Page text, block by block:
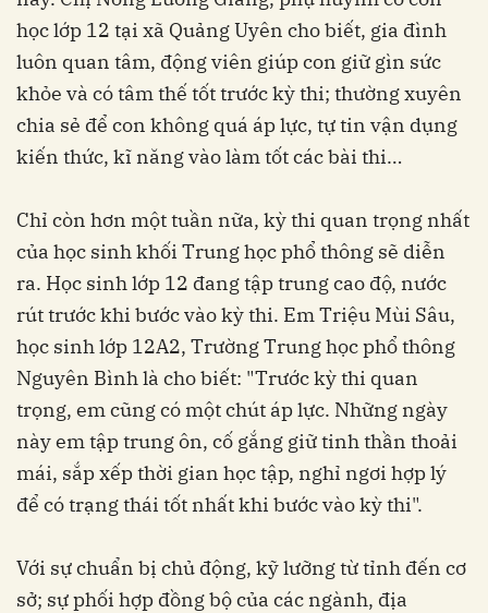
học lớp 12 tại xã Quảng Uyên cho biết, gia đình
luôn quan tâm, động viên giúp con giữ gìn sức
khỏe và có tâm thế tốt trước kỳ thi; thường xuyên
chia sẻ để con không quá áp lực, tự tin vận dụng
kiến thức, kĩ năng vào làm tốt các bài thi…
Chỉ còn hơn một tuần nữa, kỳ thi quan trọng nhất
của học sinh khối Trung học phổ thông sẽ diễn
ra. Học sinh lớp 12 đang tập trung cao độ, nước
rút trước khi bước vào kỳ thi. Em Triệu Mùi Sâu,
học sinh lớp 12A2, Trường Trung học phổ thông
Nguyên Bình là cho biết: "Trước kỳ thi quan
trọng, em cũng có một chút áp lực. Những ngày
này em tập trung ôn, cố gắng giữ tinh thần thoải
mái, sắp xếp thời gian học tập, nghỉ ngơi hợp lý
để có trạng thái tốt nhất khi bước vào kỳ thi".
Với sự chuẩn bị chủ động, kỹ lưỡng từ tỉnh đến cơ
sở; sự phối hợp đồng bộ của các ngành, địa